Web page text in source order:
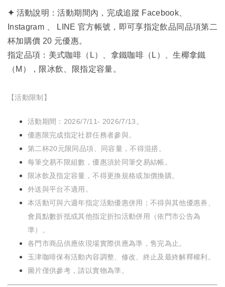
✦ 活動說明：活動期間內，完成追蹤 Facebook
Instagram
LINE 官方帳號 ，即可享指定飲品同品項第二
杯加購價 20 元優惠。
指定品項：美式咖啡（L）、拿鐵咖啡（L）、生椰拿鐵
（M），限冰飲、限指定容量。
【活動限制】
活動期間：2026/7/11- 2026/7/13。
優惠限完成指定社群任務者參與。
第二杯20元限同品項、同容量，不得混搭。
每筆交易不限組數，優惠須於同筆交易結帳。
限冰飲及指定容量，不得更換規格或加價換購。
外送與平台不適用。
本活動可與六週年指定活動優惠併用；不得與其他優惠券、
會員點數折抵或其他指定折扣活動併用（依門市公告為
準）。
各門市商品供應依現場實際供應為準，售完為止。
玉津咖啡保有活動內容調整、修改、終止及最終解釋權利。
圖片僅供參考，請以實物為準。